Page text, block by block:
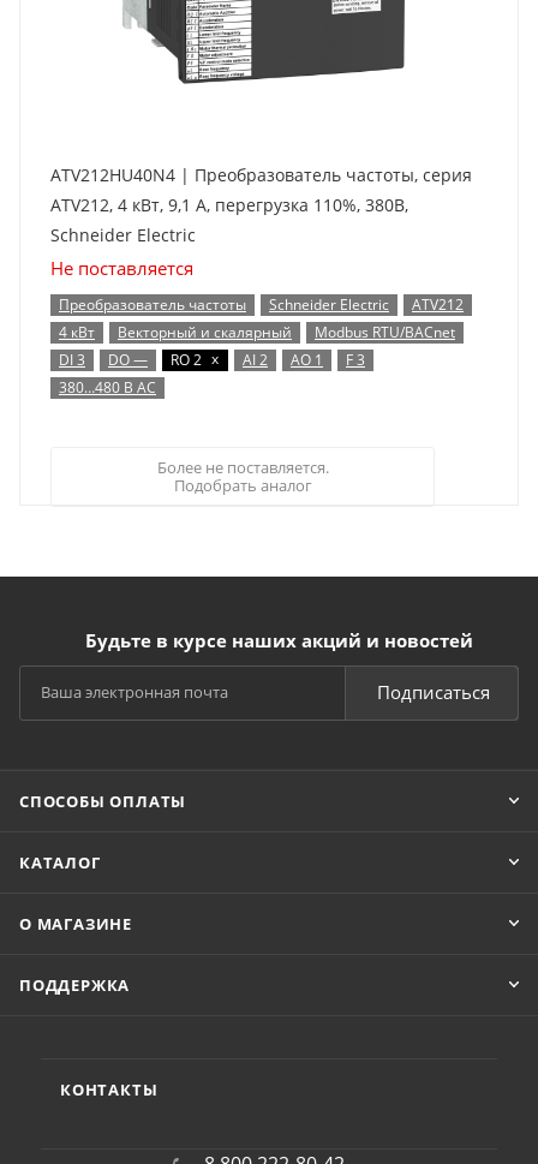
ATV212HU40N4 | Преобразователь частоты, серия
ATV212, 4 кВт, 9,1 А, перегрузка 110%, 380B,
Schneider Electric
Не поставляется
Преобразователь частоты Schneider Electric
ATV212
4 кВт
Векторный и скалярный
Modbus RTU/BACnet
DI 3
DO — RO 2 x AI 2 AO 1
F 3
380…480 В AC
Более не поставляется.
Подобрать аналог
Будьте в курсе наших акций и новостей
Подписаться
СПОСОБЫ ОПЛАТЫ
КАТАЛОГ
О МАГАЗИНЕ
ПОДДЕРЖКА
КОНТАКТЫ